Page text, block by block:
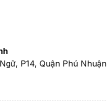
P14, Quận Phú Nhuận